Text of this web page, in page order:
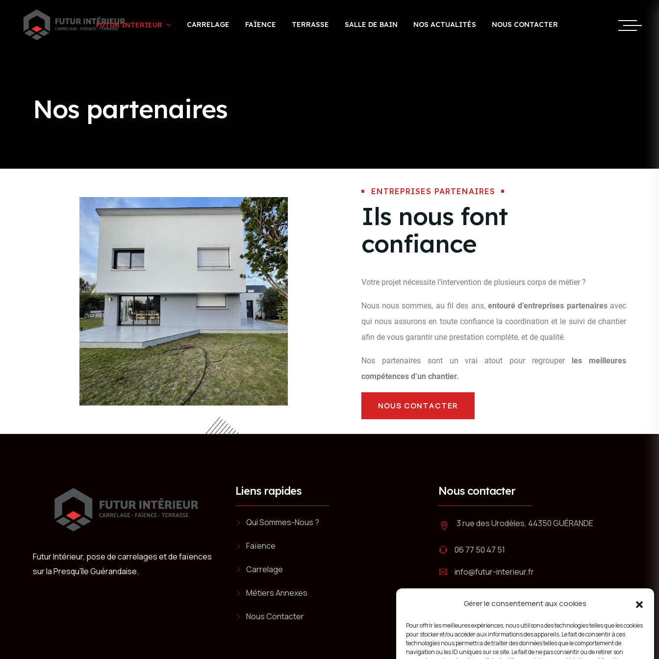
Gérer le consentement aux cookies
Pour offrir les meilleures expériences, nous utilisons des technologies telles que les cookies
pour stocker et/ou accéder aux informations des appareils. Le fait de consentir à ces
technologies nous permettra de traiter des données telles que le comportement de
navigation ou les ID uniques sur ce site. Le fait de ne pas consentir ou de retirer son
FUTUR INTERIEUR CARRELAGE FAÏENCE TERRASSE SALLE DE BAIN NOS ACTUALITÉS NOUS CONTACTER
Nos partenaires
ENTREPRISES PARTENAIRES
Ils nous font
confiance
Votre projet nécessite l’intervention de plusieurs corps de métier ?
Nous nous sommes, au fil des ans,entouré d’entreprises partenairesavec
qui nous assurons en toute confiance la coordination et le suivi de chantier
afin de vous garantir une prestation complète, et de qualité.
Nos partenaires sont un vrai atout pour regrouper les meilleures
compétences d’un chantier.
NOUS CONTACTER
Futur Intérieur, pose de carrelages et de faïences
sur la Presqu’île Guérandaise.
Liens rapides
Qui Sommes-Nous ?
Faïence
Carrelage
Métiers Annexes
Nous Contacter
Nous contacter
3 rue des Urodèles, 44350 GUÉRANDE
06 77 50 47 51
info@futur-interieur.fr